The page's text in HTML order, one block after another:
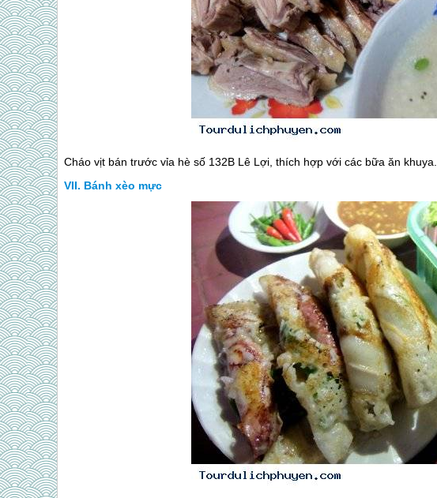
Cháo vịt bán trước vỉa hè số 132B Lê Lợi, thích hợp với các bữa ăn khuya.
Bánh xèo mực